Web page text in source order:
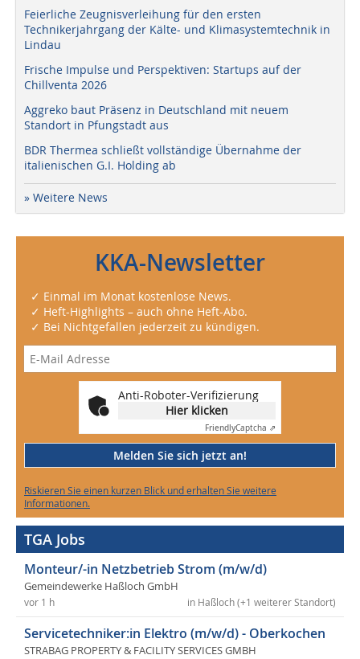
Feierliche Zeugnisverleihung für den ersten
Technikerjahrgang der Kälte- und Klimasystemtechnik in
Lindau
Frische Impulse und Perspektiven: Startups auf der
Chillventa 2026
Aggreko baut Präsenz in Deutschland mit neuem
Standort in Pfungstadt aus
BDR Thermea schließt vollständige Übernahme der
italienischen G.I. Holding ab
» Weitere News
KKA-Newsletter
✓ Einmal im Monat kostenlose News.
✓ Heft-Highlights – auch ohne Heft-Abo.
✓ Bei Nichtgefallen jederzeit zu kündigen.
Anti-Roboter-Verifizierung
Hier klicken
FriendlyCaptcha ⇗
Melden Sie sich jetzt an!
Riskieren Sie einen kurzen Blick und erhalten Sie weitere
Informationen.
TGA Jobs
Monteur/-in Netzbetrieb Strom (m/w/d)
Gemeindewerke Haßloch GmbH
in Haßloch (+1 weiterer Standort)
vor 1 h
Servicetechniker:in Elektro (m/w/d) - Oberkochen
STRABAG PROPERTY & FACILITY SERVICES GMBH